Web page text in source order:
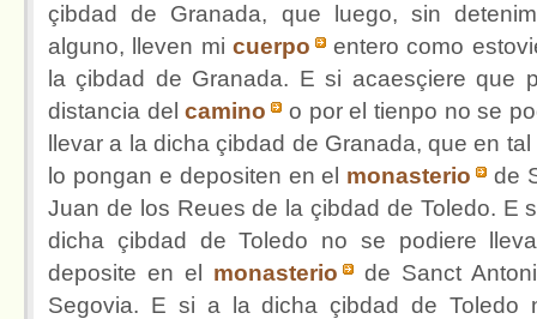
çibdad de Granada, que luego, sin
alguno, lleven mi cuerpo
entero como
la çibdad de Granada. E si acaesçiere que
distancia delcamino
o por el tienpo no se
llevar a la dicha çibdad de Granada, que en
lo pongan e depositen en el monasterio
de
Juan de los Reues de la çibdad de Toledo. E
dicha çibdad de Toledo no se podiere
deposite en el monasterio
de Sanct
Segovia. E si a la dicha çibdad de Toledo